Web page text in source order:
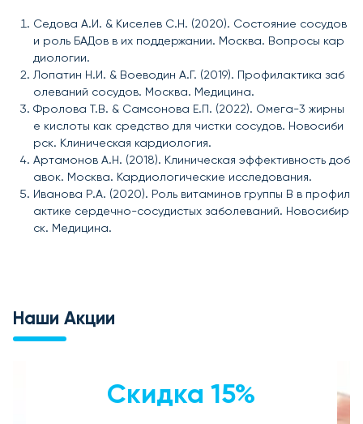
Седова А.И. & Киселев С.Н. (2020). Состояние сосудов
и роль БАДов в их поддержании. Москва. Вопросы кар
диологии.
Лопатин Н.И. & Воеводин А.Г. (2019). Профилактика заб
олеваний сосудов. Москва. Медицина.
Фролова Т.В. & Самсонова Е.П. (2022). Омега-3 жирны
е кислоты как средство для чистки сосудов. Новосиби
рск. Клиническая кардиология.
Артамонов А.Н. (2018). Клиническая эффективность доб
авок. Москва. Кардиологические исследования.
Иванова Р.А. (2020). Роль витаминов группы B в профил
актике сердечно-сосудистых заболеваний. Новосибир
ск. Медицина.
Наши Акции
Скидка 15%